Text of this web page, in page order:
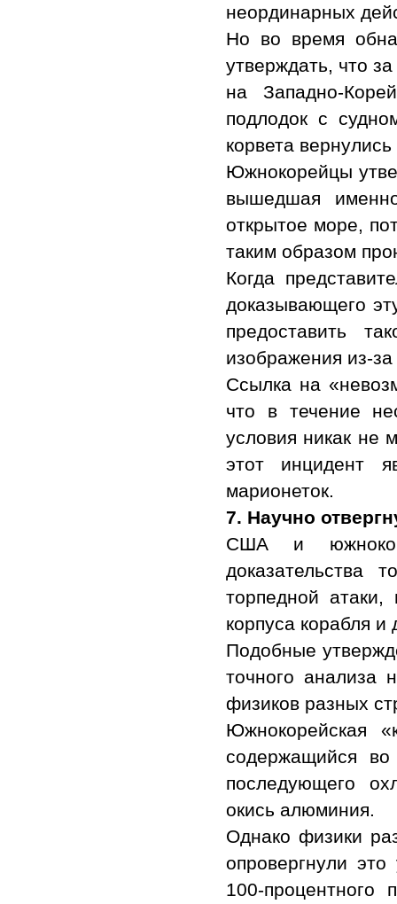
неординарных
Но во время
утверждать, что
на Западно-
подлодок с
корвета
Южнокорейцы
вышедшая
открытое море,
таким образом
Когда
доказывающего
предоставить
изображения из-
Ссылка на
что в течение
условия никак не
этот инцидент
марионеток.
7. Научно
США и
доказательства
торпедной
корпуса корабля
Подобные
точного анализа
физиков разных
Южнокорейская
содержащийся
последующего
окись алюминия.
Однако физики
опровергнули
100-процентного